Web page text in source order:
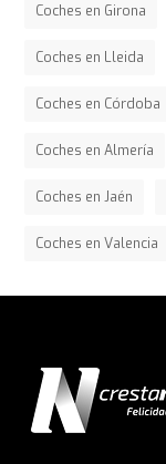
Coches en Girona
Coches en Lleida
Coches en Córdoba
Coches en Almería
Coches en Jaén
Coches en Valencia